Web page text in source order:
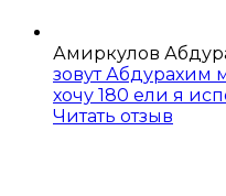
Амиркулов
зовут Абдурахим
хочу 180 ели я
Читать отзыв